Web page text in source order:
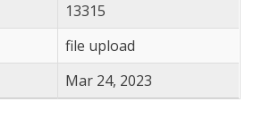
13315
file upload
Mar 24, 2023